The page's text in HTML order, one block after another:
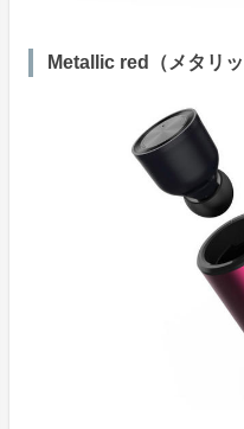
Metallic red（メタリッ